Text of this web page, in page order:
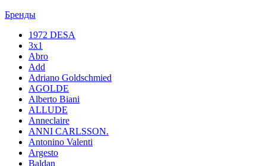
Бренды
1972 DESA
3x1
Abro
Add
Adriano Goldschmied
AGOLDE
Alberto Biani
ALLUDE
Anneclaire
ANNI CARLSSON.
Antonino Valenti
Argesto
Baldan